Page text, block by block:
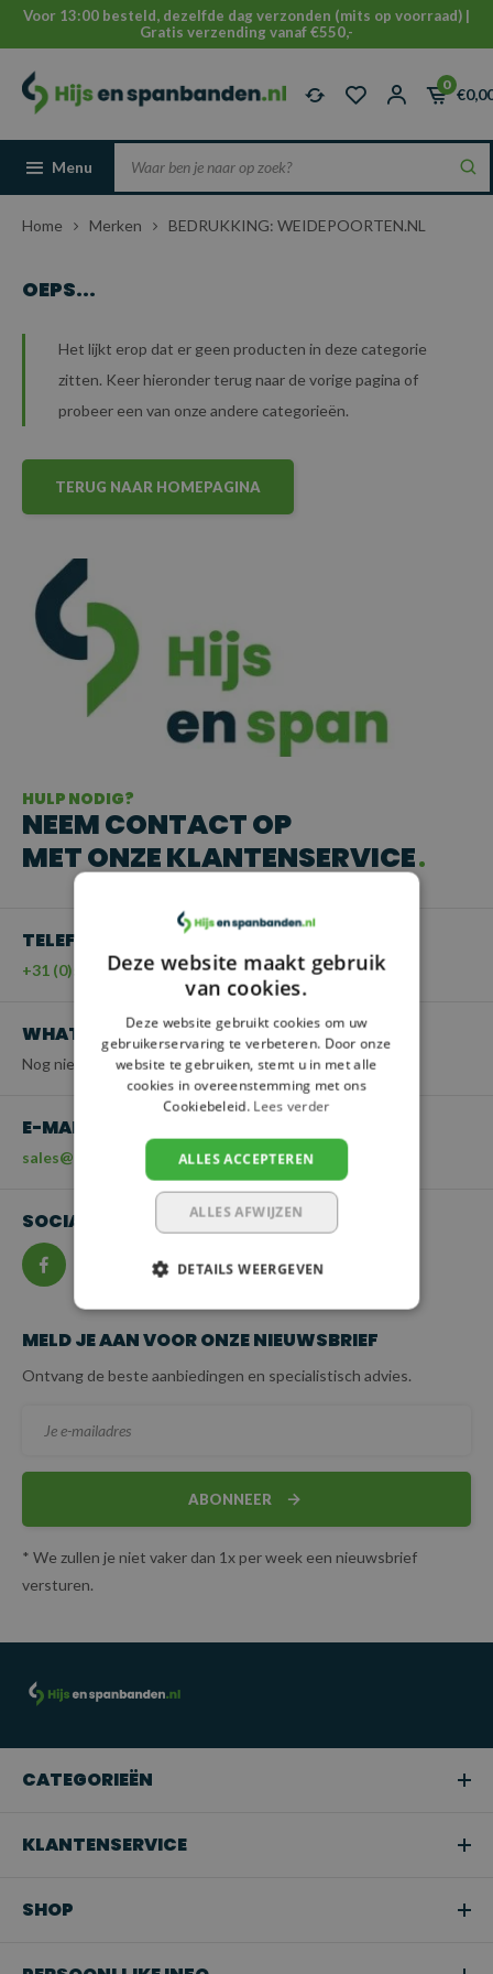
Voor 13:00 besteld, dezelfde dag verzonden (mits op voorraad) |
Gratis verzending vanaf €550,-
0
Menu
Home Merken BEDRUKKING: WEIDEPOORTEN.NL
OEPS...
Het lijkt erop dat er geen producten in deze categorie
zitten. Keer hieronder terug naar de vorige pagina of
probeer een van onze andere categorieën.
TERUG NAAR HOMEPAGINA
HULP NODIG?
NEEM CONTACT OP
MET ONZE KLANTENSERVICE
TELEFOON
+31 (0)55 - 203 21 43
WHATSAPP
Nog niet beschikbaar
E-MAIL
sales@hijsenspanbanden.nl
SOCIALMEDIA
MELD JE AAN VOOR ONZE NIEUWSBRIEF
Ontvang de beste aanbiedingen en specialistisch advies.
ABONNEER
* We zullen je niet vaker dan 1x per week een nieuwsbrief
versturen.
CATEGORIEËN
KLANTENSERVICE
SHOP
Deze website maakt gebruik
van cookies.
Deze website gebruikt cookies om uw
gebruikerservaring te verbeteren. Door onze
website te gebruiken, stemt u in met alle
cookies in overeenstemming met ons
Cookiebeleid. Lees verder
ALLES ACCEPTEREN
ALLES AFWIJZEN
DETAILS WEERGEVEN